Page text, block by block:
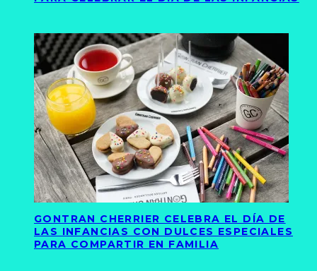
GONTRAN CHERRIER CELEBRA EL DÍA DE
LAS INFANCIAS CON DULCES ESPECIALES
PARA COMPARTIR EN FAMILIA